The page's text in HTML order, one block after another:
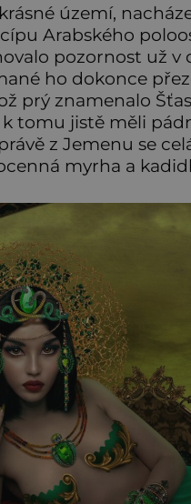
území,
Arabského
pozornost už v
ho dokonce
prý znamenalo
k tomu jistě měli
z Jemenu se
myrha a